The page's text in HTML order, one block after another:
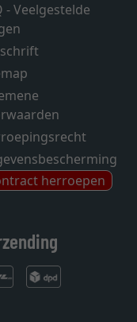
- Veelgestelde
herroepen